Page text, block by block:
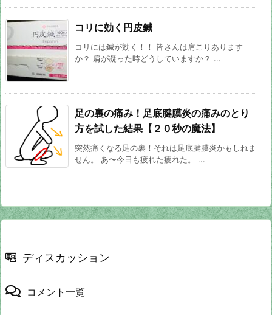
コリに効く円皮鍼
コリには鍼が効く！！ 皆さんは肩こりあります
か？ 肩が凝った時どうしていますか？ ...
足の裏の痛み！足底腱膜炎の痛みのとり
方を試した結果【２０秒の魔法】
突然痛くなる足の裏！それは足底腱膜炎かもしれま
せん。 あ〜今日も疲れた疲れた。 ...
ディスカッション
コメント一覧